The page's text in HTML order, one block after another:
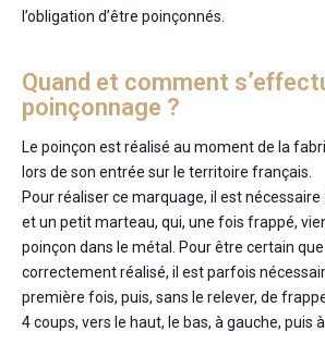
l’obligation d’être poinçonnés.
Quand et comment
poinçonnage ?
Le poinçon est réalisé au moment de la
lors de son entrée sur le territoire français.
Pour réaliser ce marquage, il est nécessaire
et un petit marteau, qui, une fois frappé,
poinçon dans le métal. Pour être certain
correctement réalisé, il est parfois
première fois, puis, sans le relever, de
4 coups, vers le haut, le bas, à gauche, puis